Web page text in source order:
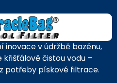
inovace v údržbě bazénu,
čistou vodu –
potřeby pískové filtrace.